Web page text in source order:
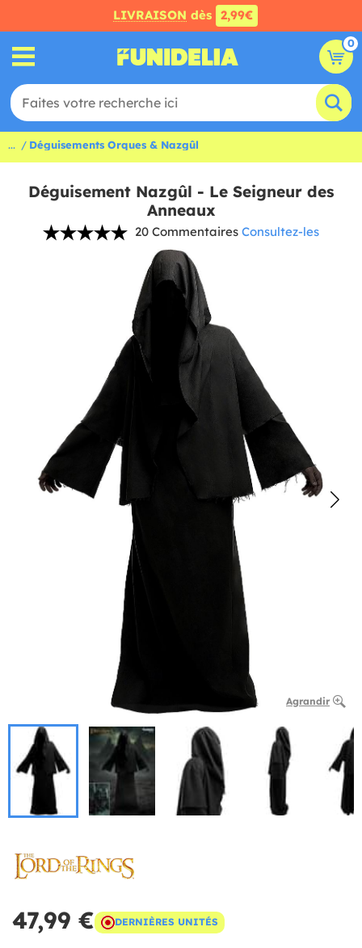
LIVRAISON dès 2,99€
0
... Déguisements Orques & Nazgûl
Déguisement Nazgûl - Le Seigneur des
Anneaux
20 Commentaires Consultez-les
Agrandir
47,99 € DERNIÈRES UNITÉS